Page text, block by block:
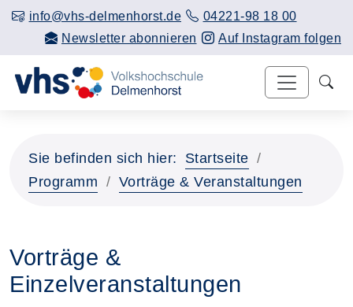
info@vhs-delmenhorst.de
04221-98 18 00
Newsletter abonnieren
Auf Instagram folgen
Sie befinden sich hier:
Startseite
Programm
Vorträge & Veranstaltungen
Vorträge &
Einzelveranstaltungen